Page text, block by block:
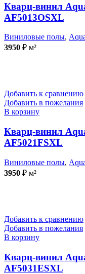
Кварц-винил
AF5013OSXL
Виниловые полы,
3950 ₽ м²
Добавить к сравнению
Добавить в пожелания
В корзину
Кварц-винил
AF5021FSXL
Виниловые полы,
3950 ₽ м²
Добавить к сравнению
Добавить в пожелания
В корзину
Кварц-винил
AF5031ESXL